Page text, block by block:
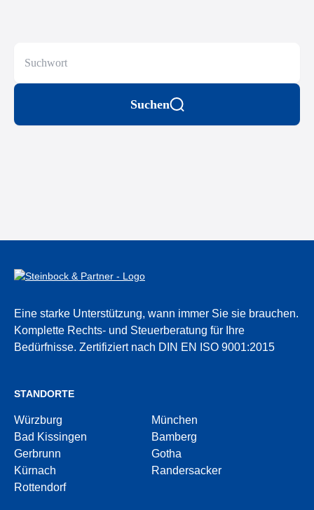
Suchen
Eine starke Unterstützung, wann immer Sie sie brauchen.
Komplette Rechts- und Steuerberatung für Ihre
Bedürfnisse. Zertifiziert nach DIN EN ISO 9001:2015
STANDORTE
Würzburg
München
Bad Kissingen
Bamberg
Gerbrunn
Gotha
Kürnach
Randersacker
Rottendorf